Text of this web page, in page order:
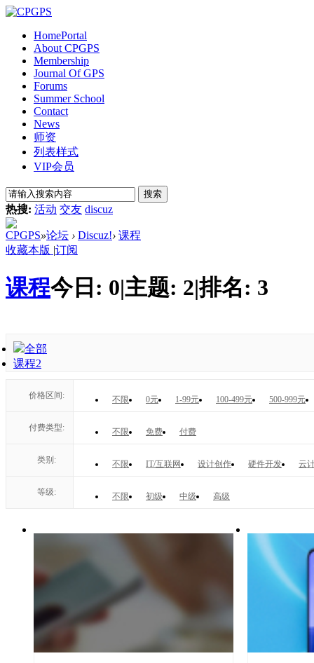
HomePortal
About CPGPS
Membership
Journal Of GPS
Forums
Summer School
Contact
News
师资
列表样式
VIP会员
搜索
热搜: 活动 交友 discuz
CPGPS»论坛 › Discuz!› 课程
收藏本版 |订阅
课程今日: 0|主题: 2|排名: 3
全部
课程2
价格区间: 不限 0元 1-99元 100-499元 500-999元
付费类型: 不限 免费 付费
类别: 不限 IT/互联网 设计创作 硬件开发 云
等级: 不限 初级 中级 高级